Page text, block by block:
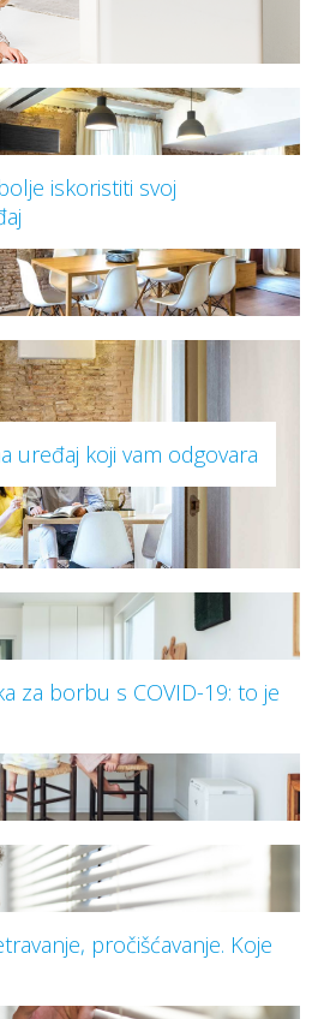
iskoristiti svoj
uređaj koji vam odgovara
za borbu s COVID-19: to je
pročišćavanje. Koje